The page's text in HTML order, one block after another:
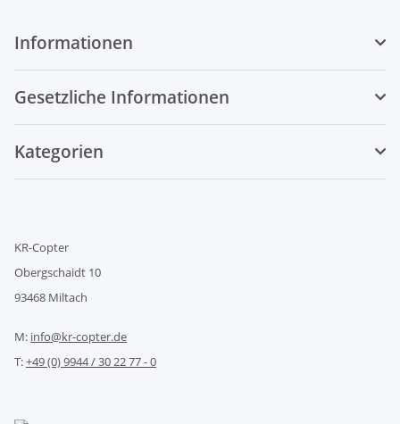
Informationen
Gesetzliche Informationen
Kategorien
KR-Copter
Obergschaidt 10
93468 Miltach
M: info@kr-copter.de
T:+49 (0) 9944 / 30 22 77 - 0